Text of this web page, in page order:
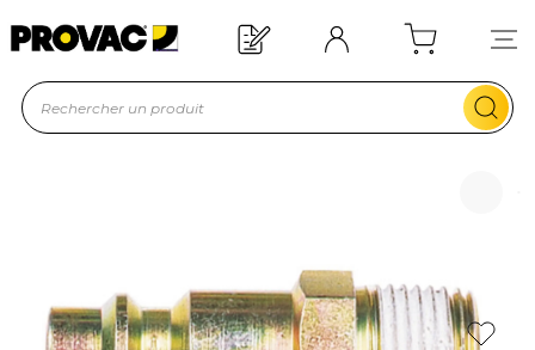
Offre de bienvenue : 20€ offerts !
En savoir plus